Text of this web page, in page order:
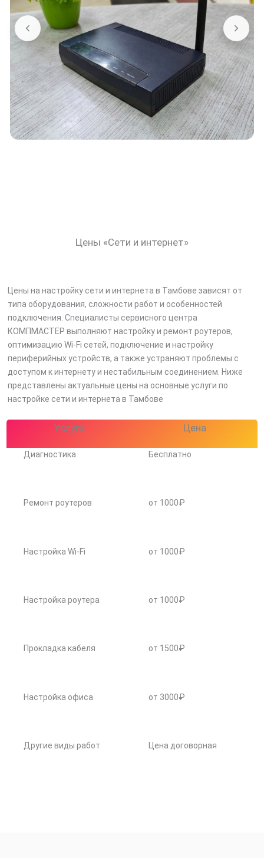
Цены «Сети и интернет»
Цены на настройку сети и интернета в Тамбове зависят от
типа оборудования, сложности работ и особенностей
подключения. Специалисты сервисного центра
КОМПМАСТЕР выполняют настройку и ремонт роутеров,
оптимизацию Wi-Fi сетей, подключение и настройку
периферийных устройств, а также устраняют проблемы с
доступом к интернету и нестабильным соединением. Ниже
представлены актуальные цены на основные услуги по
настройке сети и интернета в Тамбове
Услуга Цена
Диагностика Бесплатно
Ремонт роутеров от 1000₽
Настройка Wi-Fi от 1000₽
Настройка роутера от 1000₽
Прокладка кабеля от 1500₽
Настройка офиса от 3000₽
Другие виды работ Цена договорная